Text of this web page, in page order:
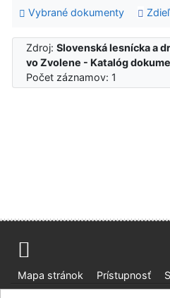
Vybrané dokumenty
Zdroj:Slovenská lesnícka a
vo Zvolene - Katalóg
Počet záznamov: 1
Mapa stránok Prístupnosť